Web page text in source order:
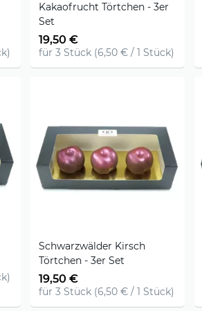
Kakaofrucht Törtchen - 3er
Set
19,50 €
für 3 Stück (6,50 € / 1 Stück)
Schwarzwälder Kirsch
Törtchen - 3er Set
19,50 €
für 3 Stück (6,50 € / 1 Stück)